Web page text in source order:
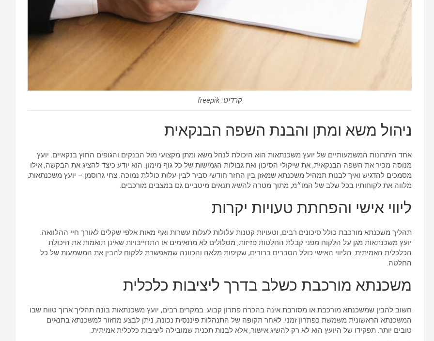
קרדיט: freepik
ניהול משא ומתן והבנת השפה הבנקאית
אחד היתרונות המשמעותיים של יועץ משכנתאות הוא היכולת לנהל משא ומתן מקצועי מול הבנקים והגופים החוץ בנקאיים. יועץ
מנוסה מכיר את השפה הבנקאית, את שיקולי הסיכון ואת גבולות הגמישות של כל גוף מימון. הוא יודע כיצד להציג את הבקשה, אילו
מסמכים להדגיש ואיך לבנות תמהיל משכנתא שמאזן בין החזר חודשי סביר לבין עלות כוללת נמוכה. צחי גרוסמן – יועץ משכנתאות,
מלווה את לקוחותיו בכל שלב של המו״מ, מתוך מטרה להשיג תנאים מיטביים גם במצבים מורכבים.
ליווי אישי והפחתת טעויות יקרות
תהליך משכנתא מורכבת כולל סיכונים רבים, וטעויות קטנות עלולות לעלות עשרות ואף מאות אלפי שקלים לאורך חיי ההלוואה.
יועץ משכנתאות מגן על הלקוח מפני קבלת החלטות פזיזות, מסלולים לא מתאימים או התחייבויות שאינן תואמות את היכולת
הכלכלית האמיתית. הליווי האישי כולל הסברים ברורים, שקיפות מלאה והכוונה שמאפשרת ללקוח להבין את המשמעות של כל
החלטה.
משכנתא מורכבת כשלב בדרך ליציבות כלכלית
חשוב להבין שמשכנתא מורכבת או מסורבת אינה בהכרח פתרון קבוע. במקרים רבים, יועץ משכנתאות בונה תהליך ארוך טווח שבו
המשכנתא הראשונית משמשת כפתרון זמני. לאחר תקופה של התנהלות פיננסית נכונה, ניתן לבצע מחזור למשכנתא בתנאים
טובים יותר. תפקידו של היועץ הוא לא רק להשיג אישור, אלא לבנות תכנית שמובילה ליציבות כלכלית אמיתית.